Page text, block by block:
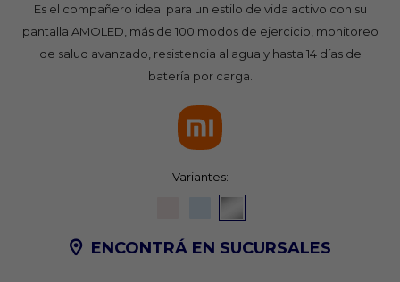
Es el compañero ideal para un estilo de vida activo con su
pantalla AMOLED, más de 100 modos de ejercicio, monitoreo
de salud avanzado, resistencia al agua y hasta 14 días de
batería por carga.
Variantes:
ENCONTRÁ EN SUCURSALES